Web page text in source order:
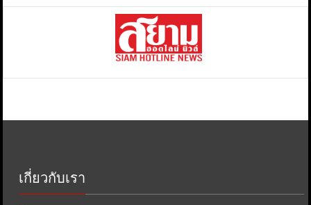
เกี่ยวกับเรา